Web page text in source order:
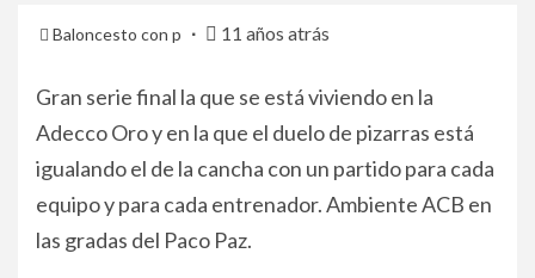
Baloncesto con p 11 años atrás
Gran serie final la que se está viviendo en la
Adecco Oro y en la que el duelo de pizarras está
igualando el de la cancha con un partido para cada
equipo y para cada entrenador. Ambiente ACB en
las gradas del Paco Paz.